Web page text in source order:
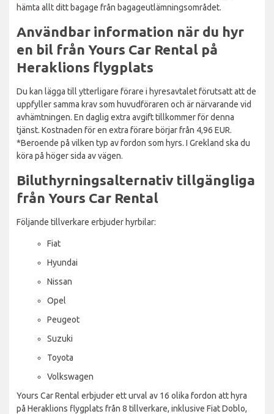
hämta allt ditt bagage från bagageutlämningsområdet.
Användbar information när du hyr
en bil från Yours Car Rental på
Heraklions flygplats
Du kan lägga till ytterligare förare i hyresavtalet förutsatt att de
uppfyller samma krav som huvudföraren och är närvarande vid
avhämtningen. En daglig extra avgift tillkommer för denna
tjänst. Kostnaden för en extra förare börjar från 4,96 EUR.
*Beroende på vilken typ av fordon som hyrs. I Grekland ska du
köra på höger sida av vägen.
Biluthyrningsalternativ tillgängliga
från Yours Car Rental
Följande tillverkare erbjuder hyrbilar:
Fiat
Hyundai
Nissan
Opel
Peugeot
Suzuki
Toyota
Volkswagen
Yours Car Rental erbjuder ett urval av 16 olika fordon att hyra
på Heraklions flygplats från 8 tillverkare, inklusive Fiat Doblo,